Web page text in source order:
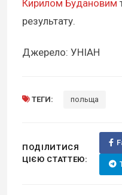
Кирилом Будановим
результату.
Джерело: УНІАН
ТЕГИ: польща
ПОДІЛИТИСЯ
ЦІЄЮ СТАТТЕЮ: